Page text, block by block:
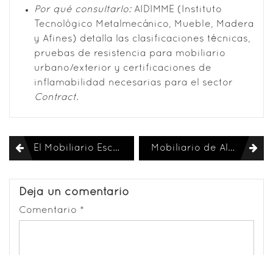
Por qué consultarlo:AIDIMME (Instituto
Tecnológico Metalmecánico, Mueble, Madera
y Afines) detalla las clasificaciones técnicas,
pruebas de resistencia para mobiliario
urbano/exterior y certificaciones de
inflamabilidad necesarias para el sector
Contract.
Navegación
entradas
El Mobiliario Escolar como Pilar del Bienestar Físico y el Rendimiento Académico Mobiliario de Almacenamiento: Libreros
Deja un comentario
Comentario *